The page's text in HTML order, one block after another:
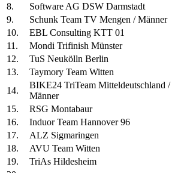
8.
Software AG DSW Darmstadt
9.
Schunk Team TV Mengen / Männer
10.
EBL Consulting KTT 01
11.
Mondi Trifinish Münster
12.
TuS Neukölln Berlin
13.
Taymory Team Witten
14.
BIKE24 TriTeam Mitteldeutschland /
Männer
15.
RSG Montabaur
16.
Induor Team Hannover 96
17.
ALZ Sigmaringen
18.
AVU Team Witten
19.
TriAs Hildesheim